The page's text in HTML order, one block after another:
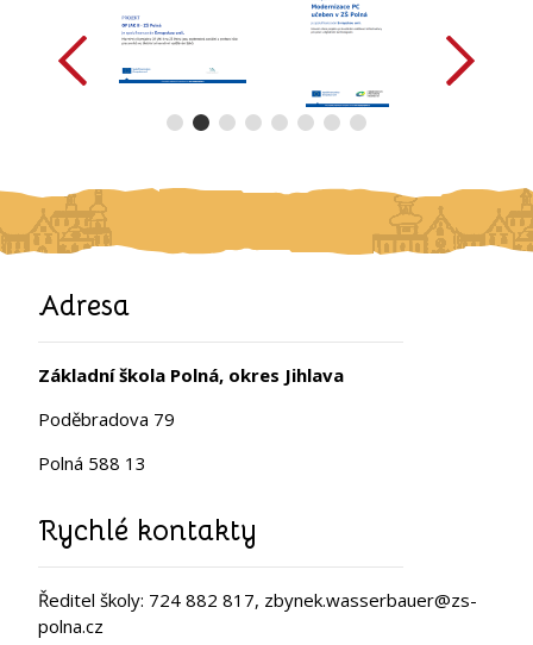
Adresa
Základní škola Polná, okres Jihlava
Poděbradova 79
Polná 588 13
Rychlé kontakty
Ředitel školy: 724 882 817, zbynek.wasserbauer@zs-
polna.cz